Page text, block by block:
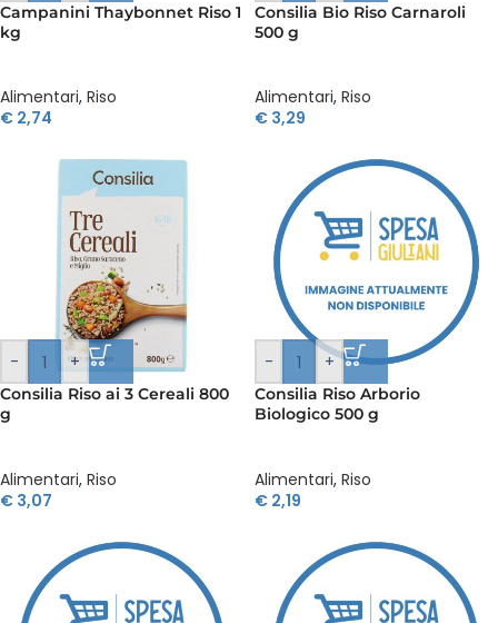
Campanini Thaybonnet Riso 1
kg
Alimentari, Riso
€ 2,74
Consilia Bio Riso Carnaroli
500 g
Alimentari, Riso
€ 3,29
- +
Consilia Riso ai 3 Cereali 800
g
Alimentari, Riso
€ 3,07
- +
Consilia Riso Arborio
Biologico 500 g
Alimentari, Riso
€ 2,19